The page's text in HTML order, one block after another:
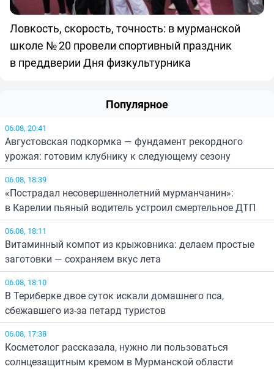
Ловкость, скорость, точность: в мурманской
школе № 20 провели спортивный праздник
в преддверии Дня физкультурника
Популярное
06.08, 20:41
Августовская подкормка — фундамент рекордного
урожая: готовим клубнику к следующему сезону
06.08, 18:39
«Пострадал несовершеннолетний мурманчанин»:
в Карелии пьяный водитель устроил смертельное ДТП
06.08, 18:11
Витаминный компот из крыжовника: делаем простые
заготовки — сохраняем вкус лета
06.08, 18:10
В Териберке двое суток искали домашнего пса,
сбежавшего из-за петард туристов
06.08, 17:38
Косметолог рассказала, нужно ли пользоваться
солнцезащитным кремом в Мурманской области